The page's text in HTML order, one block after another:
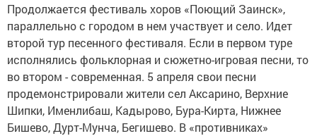
Продолжается фестиваль хоров «Поющий Заинск»,
параллельно с городом в нем участвует и село. Идет
второй тур песенного фестиваля. Если в первом туре
исполнялись фольклорная и сюжетно-игровая песни, то
во втором - современная. 5 апреля свои песни
продемонстрировали жители сел Аксарино, Верхние
Шипки, Именлибаш, Кадырово, Бура-Кирта, Нижнее
Бишево, Дурт-Мунча, Бегишево. В «противниках»